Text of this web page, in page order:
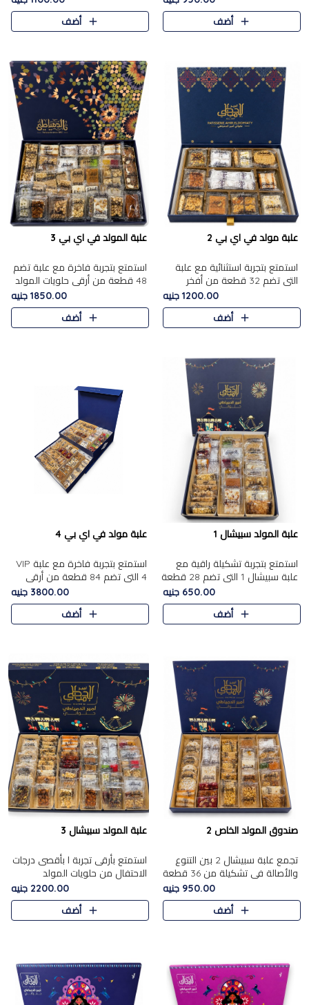
بين أشهر الأصناف التقليدية وأصناف
مميزة مختارة بع..أضف
أفخر حلويات المولد المصري مع
تشكيلة مختارة من الأصناف ..
أضف
علبة مولد في اي بي 2
استمتع بتجربة استثنائية مع علبة
التي تضم 32 قطعة من أفخر
حلويات المولد الشرقية، في تشكيلة
تجمع بين الأصالة والاختيارات
الفاخرة. تحتوي العلبة..
1200.00 جنيه
أضف
علبة المولد في اي بي 3
استمتع بتجربة فاخرة مع علبة تضم
48 قطعة من أرقى حلويات المولد
الشرقية، في تشكيلة تجمع بين
الأصناف التقليدية الفاخرة والاختيارات
1850.00 جنيه
أضف
علبة المولد سبيشال 1
استمتع بتجربة تشكيلة راقية مع
علبة سبيشال 1 التي تضم 28 قطعة
من تشكيلة مختارة بعناية من أفخر
حلويات المولد المصرية الأصلية
الشرقية. تحتوي ال..
650.00 جنيه
أضف
علبة مولد في اي بي 4
استمتع بتجربة فاخرة مع علبة VIP
4 التي تضم 84 قطعة من أرقى
حلويات المولد الشرقية، في تشكيلة
غنية تجمع بين الحلويات التقليدية
والمكسرات الفاخرة. تحتوي العلبة
3800.00 جنيه
أضف
صندوق المولد الخاص 2
تجمع علبة سبيشال 2 بين التنوع
والأصالة في تشكيلة من 36 قطعة
تضم أشهر حلويات المولد الشرقية.
تحتوي العلبة على الجزرية بالفول،
والجزرية بالبن..
950.00 جنيه
أضف
علبة المولد سبيشال 3
استمتع بأرقى تجربة ا بأقصى درجات
الاحتفال من حلويات المولد
المصريه الأصيلة مع هذه الفخامة
مع علبة سبيشال 3 التي تضم 56
قطعة من تشكيلة استثن..
2200.00 جنيه
أضف